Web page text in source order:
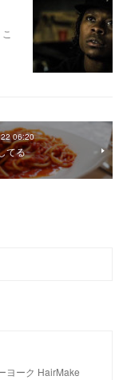
06:20
てる
ヨーク HairMake